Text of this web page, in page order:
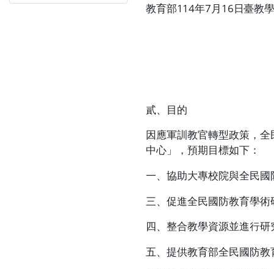
教育部114年7月16日臺教
貳、目的
因應軍訓教官轉型政策，
中心」，預期目標如下：
一、協助大專校院與全民
三、促進全民國防教育學術
四、整合教學資源並進行
五、提供教育部全民國防教